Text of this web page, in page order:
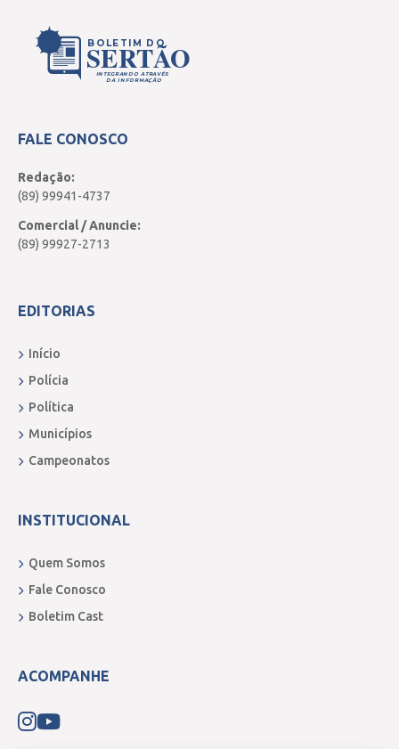
BOLETIM DO
SERTÃO
INTEGRANDO ATRAVÉS
DA INFORMAÇÃO
FALE CONOSCO
Redação:
(89) 99941-4737
Comercial / Anuncie:
(89) 99927-2713
EDITORIAS
Início
Polícia
Política
Municípios
Campeonatos
INSTITUCIONAL
Quem Somos
Fale Conosco
Boletim Cast
ACOMPANHE